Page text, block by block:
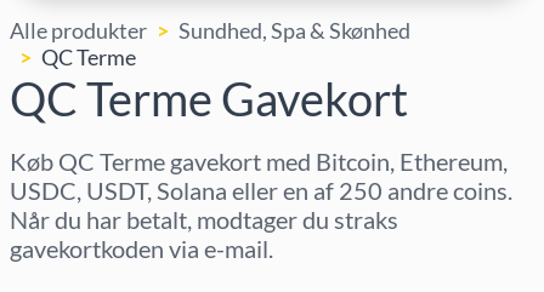
Alle produkter
Sundhed, Spa & Skønhed
QC Terme
QC Terme Gavekort
Køb QC Terme gavekort med Bitcoin, Ethereum,
USDC, USDT, Solana eller en af 250 andre coins.
Når du har betalt, modtager du straks
gavekortkoden via e-mail.